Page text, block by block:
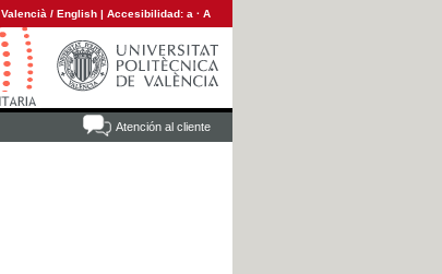
Valencià / English | Accesibilidad: a · A
Atención al cliente